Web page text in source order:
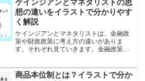
「金融政策」や「財政...
ケインジアンとマネタリストの思
想の違いをイラストで分かりやす
く解説
ケインジアンとマネタリストは、金融政
策や財政政策に考え方の違いがありま
す。それぞれ見ていきます。金融政策に
見の違いがあります。ケインジアンは、
商品本位制とは？イラストで分か